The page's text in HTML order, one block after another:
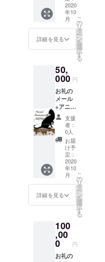
ケア (天
国に旅
立って
しまっ
た子限
定 質問
3項目）
旅立っ
てし
まった
愛猫
ちゃ
ん、愛
犬ちゃ
んに伝
えたい
こと、
聞きた
いこと
有効期
限2020
年10月
から
2021年
2020
年10
月
詳細を見る
こ
の
リ
タ
ー
ン
を
選
択
す
る
50,
000 円
お礼の
メール
+アニマ
ルコ
ミュニ
ケー
ション
（3カ月
有効チ
ケッ
ト *質
問6項
目） 愛
猫ちゃ
んに伝
聞きた
いこ
と、相
談など
３カ月
支援
者：
0人
お届
け予
定：
2020
年10
月
詳細を見る
こ
の
リ
タ
ー
ン
を
選
択
す
る
100
,00
0 円
お礼の